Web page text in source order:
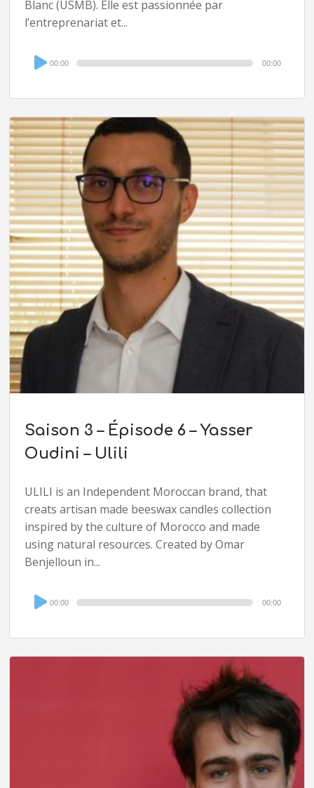
Blanc (USMB). Elle est passionnée par
l’entreprenariat et...
Audio
Player
00:00 00:00
Saison 3 – Épisode 6 – Yasser
Oudini – Ulili
ULILI is an Independent Moroccan brand, that
creats artisan made beeswax candles collection
inspired by the culture of Morocco and made
using natural resources. Created by Omar
Benjelloun in...
Audio
Player
00:00 00:00